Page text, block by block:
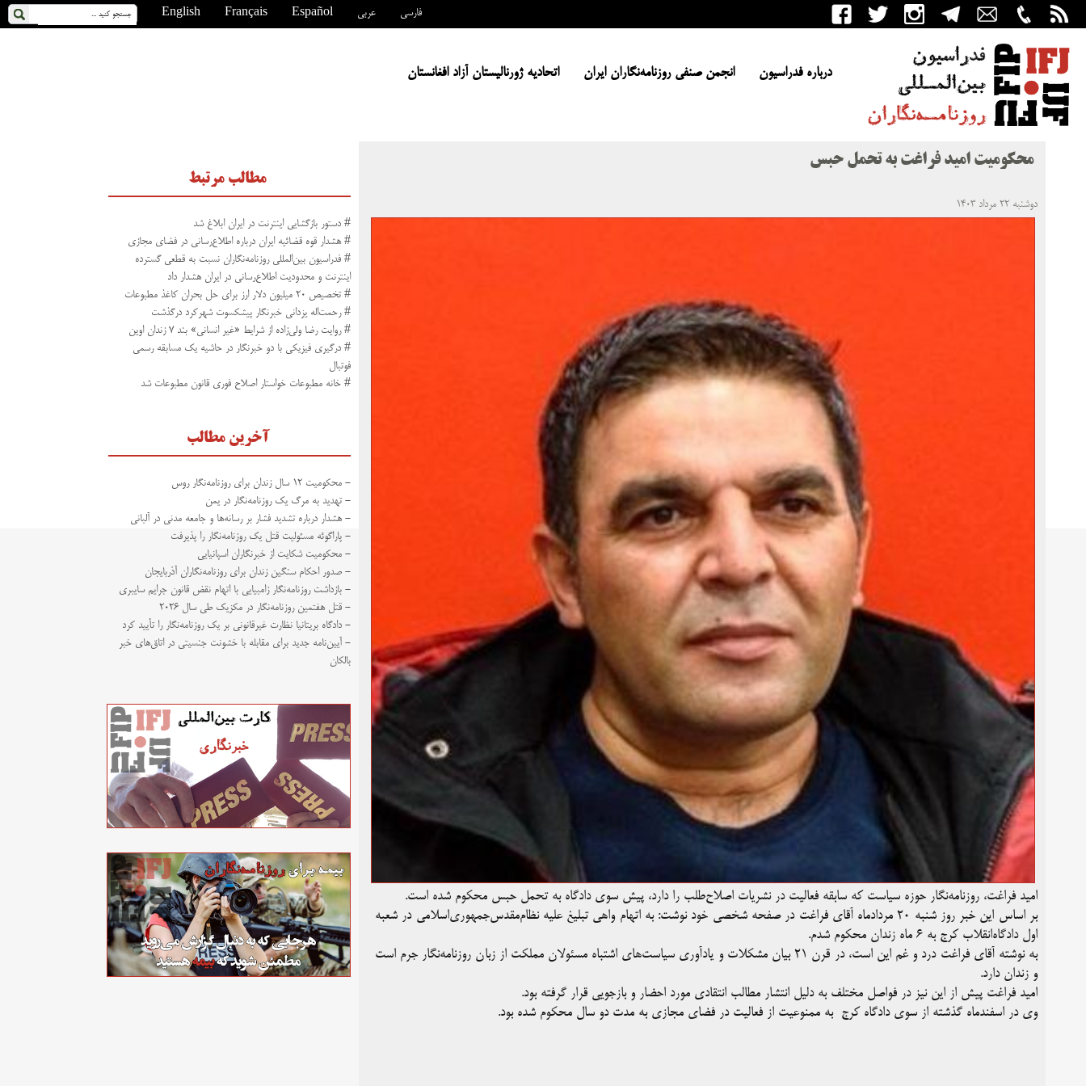
English Français Español عربی فارسی
درباره فدراسیون انجمن صنفی روزنامه‌نگاران ایران اتحادیه ژورنالیستان آزاد افغانستان
‏محکومیت امید فراغت به تحمل حبس
دوشنبه ۲۲ مرداد ۱۴۰۳
امید فراغت، روزنامه‌نگار حوزه سیاست که سابقه فعالیت در نشریات اصلاح‌طلب را دارد، پیش سوی دادگاه به تحمل حبس محکوم شده است.
بر اساس این خبر روز شنبه ۲۰ مردادماه آقای فراغت در صفحه شخصی خود نوشت: به اتهام واهی تبلیغ علیه ‎نظام‌مقدس‌جمهوری‌اسلامی در شعبه
اول دادگاه‌انقلاب کرج به ۶ ماه زندان محکوم شدم.
به نوشته آقای فراغت درد و غم این است، در قرن ۲۱ بیان مشکلات و یاد‌آوری سیاست‌های اشتباه مسئولان مملکت از زبان روزنامه‌نگار جرم است
و زندان دارد.
امید فراغت پیش از این‌ نیز در فواصل مختلف به دلیل انتشار مطالب انتقادی مورد احضار و بازجویی قرار گرفته بود.
وی در اسفندماه گذشته از سوی دادگاه کرج به ممنوعیت از فعالیت در فضای مجازی به مدت دو سال محکوم شده بود.
مطالب مرتبط
# دستور بازگشایی اینترنت در ایران ابلاغ شد
# هشدار قوه قضائیه ایران درباره اطلاع‌رسانی در فضای مجازی
# فدراسیون بین‌المللی روزنامه‌نگاران نسبت به قطعی گسترده
اینترنت و محدودیت اطلاع‌رسانی در ایران هشدار داد
# تخصیص ۲۰ میلیون دلار ارز برای حل بحران کاغذ مطبوعات
# رحمت‌اله یزدانی خبرنگار پیشکسوت شهرکرد درگذشت
# روایت رضا ولی‌زاده از شرایط «غیر انسانی» بند ۷ زندان اوین
# درگیری فیزیکی با دو خبرنگار در حاشیه یک مسابقه رسمی
فوتبال
# خانه مطبوعات خواستار اصلاح فوری قانون مطبوعات شد
آخرین مطالب
- محکومیت ۱۲ سال زندان برای روزنامه‌نگار روس
- تهدید به مرگ یک روزنامه‌نگار در یمن
- هشدار درباره تشدید فشار بر رسانه‌ها و جامعه مدنی در آلبانی
- پاراگوئه مسئولیت قتل یک روزنامه‌نگار را پذیرفت
- محکومیت شکایت از خبرنگاران اسپانیایی
- صدور احکام سنگین زندان برای روزنامه‌نگاران آذربایجان
- بازداشت روزنامه‌نگار زامبیایی با اتهام نقض قانون جرایم سایبری
- قتل هفتمین روزنامه‌نگار در مکزیک طی سال ۲۰۲۶
- دادگاه بریتانیا نظارت غیرقانونی بر یک روزنامه‌نگار را تأیید کرد
- آیین‌نامه جدید برای مقابله با خشونت جنسیتی در اتاق‌های خبر
بالکان